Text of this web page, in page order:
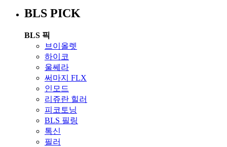
BLS PICK
BLS 픽
브이올렛
하이코
울쎄라
써마지 FLX
인모드
리쥬란 힐러
피코토닝
BLS 필링
톡신
필러